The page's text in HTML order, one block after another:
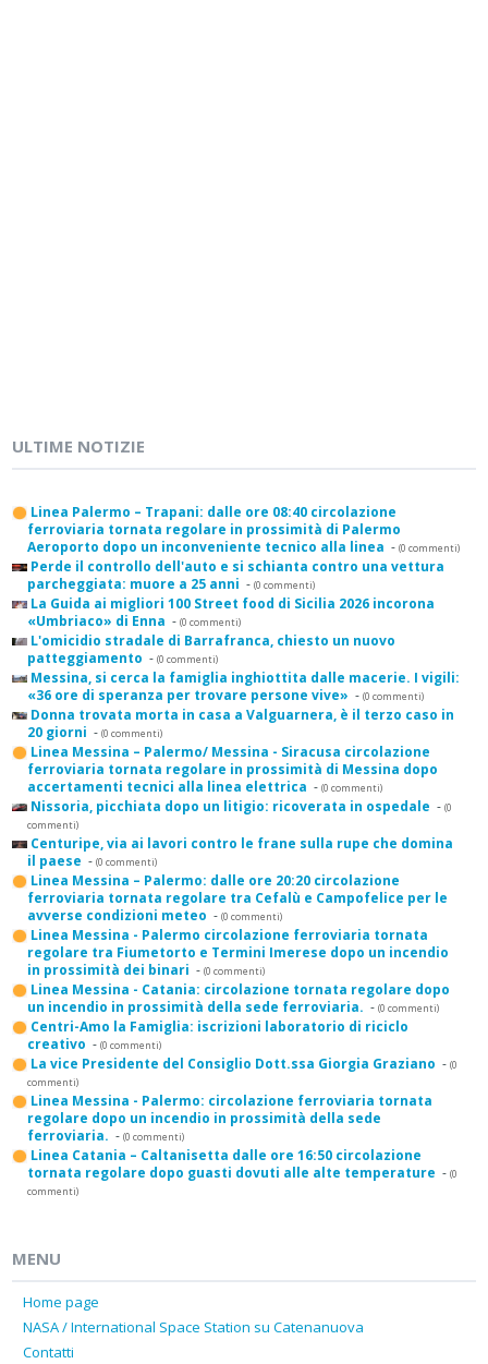
ULTIME NOTIZIE
Linea Palermo – Trapani: dalle ore 08:40 circolazione
ferroviaria tornata regolare in prossimità di Palermo
Aeroporto dopo un inconveniente tecnico alla linea - (0 commenti)
Perde il controllo dell'auto e si schianta contro una vettura
parcheggiata: muore a 25 anni - (0 commenti)
La Guida ai migliori 100 Street food di Sicilia 2026 incorona
«Umbriaco» di Enna - (0 commenti)
L'omicidio stradale di Barrafranca, chiesto un nuovo
patteggiamento - (0 commenti)
Messina, si cerca la famiglia inghiottita dalle macerie. I vigili:
«36 ore di speranza per trovare persone vive» - (0 commenti)
Donna trovata morta in casa a Valguarnera, è il terzo caso in
20 giorni - (0 commenti)
Linea Messina – Palermo/ Messina - Siracusa circolazione
ferroviaria tornata regolare in prossimità di Messina dopo
accertamenti tecnici alla linea elettrica - (0 commenti)
Nissoria, picchiata dopo un litigio: ricoverata in ospedale - (0
commenti)
Centuripe, via ai lavori contro le frane sulla rupe che domina
il paese - (0 commenti)
Linea Messina – Palermo: dalle ore 20:20 circolazione
ferroviaria tornata regolare tra Cefalù e Campofelice per le
avverse condizioni meteo - (0 commenti)
Linea Messina - Palermo circolazione ferroviaria tornata
regolare tra Fiumetorto e Termini Imerese dopo un incendio
in prossimità dei binari - (0 commenti)
Linea Messina - Catania: circolazione tornata regolare dopo
un incendio in prossimità della sede ferroviaria. - (0 commenti)
Centri-Amo la Famiglia: iscrizioni laboratorio di riciclo
creativo - (0 commenti)
La vice Presidente del Consiglio Dott.ssa Giorgia Graziano - (0
commenti)
Linea Messina - Palermo: circolazione ferroviaria tornata
regolare dopo un incendio in prossimità della sede
ferroviaria. - (0 commenti)
Linea Catania – Caltanisetta dalle ore 16:50 circolazione
tornata regolare dopo guasti dovuti alle alte temperature - (0
commenti)
MENU
Home page
NASA / International Space Station su Catenanuova
Contatti